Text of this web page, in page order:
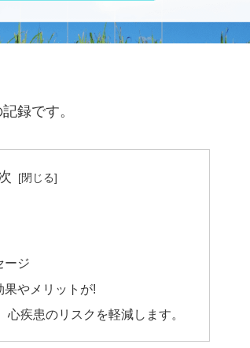
録です。
ージ
やメリットが!
疾患のリスクを軽減します。